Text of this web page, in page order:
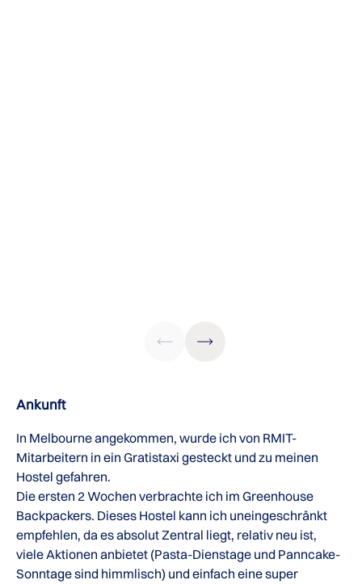
Ankunft
In Melbourne angekommen, wurde ich von RMIT-
Mitarbeitern in ein Gratistaxi gesteckt und zu meinen
Hostel gefahren.
Die ersten 2 Wochen verbrachte ich im Greenhouse
Backpackers. Dieses Hostel kann ich uneingeschränkt
empfehlen, da es absolut Zentral liegt, relativ neu ist,
viele Aktionen anbietet (Pasta-Dienstage und Panncake-
Sonntage sind himmlisch) und einfach eine super